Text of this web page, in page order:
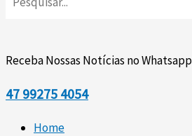
Receba Nossas Notícias no Whatsapp
47 99275 4054
Home